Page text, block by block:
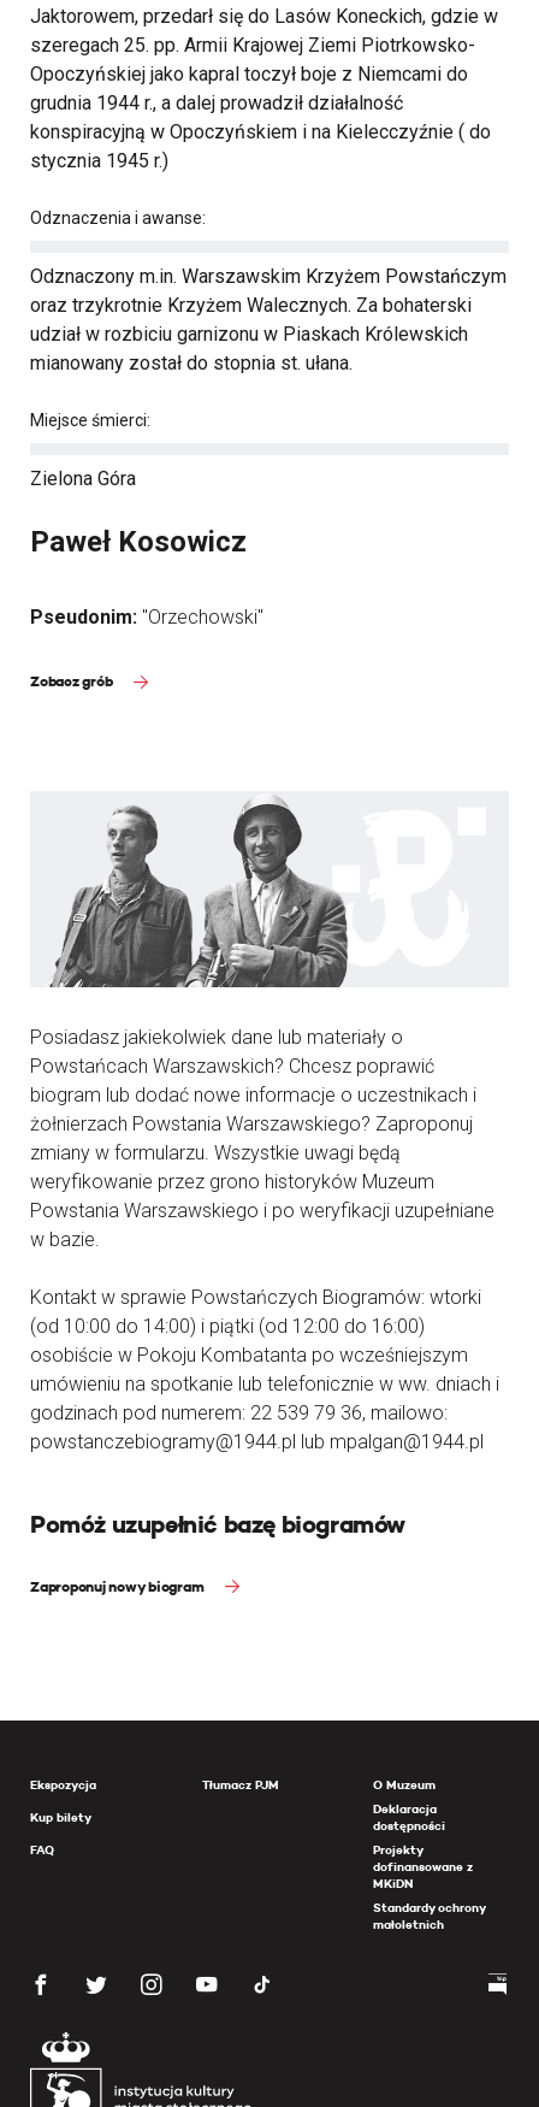
Jaktorowem, przedarł się do Lasów Koneckich, gdzie w
szeregach 25. pp. Armii Krajowej Ziemi Piotrkowsko-
Opoczyńskiej jako kapral toczył boje z Niemcami do
grudnia 1944 r., a dalej prowadził działalność
konspiracyjną w Opoczyńskiem i na Kielecczyźnie ( do
stycznia 1945 r.)
Odznaczenia i awanse:
Odznaczony m.in. Warszawskim Krzyżem Powstańczym
oraz trzykrotnie Krzyżem Walecznych. Za bohaterski
udział w rozbiciu garnizonu w Piaskach Królewskich
mianowany został do stopnia st. ułana.
Miejsce śmierci:
Zielona Góra
Paweł Kosowicz
Pseudonim: "Orzechowski"
Zobacz grób
Posiadasz jakiekolwiek dane lub materiały o
Powstańcach Warszawskich? Chcesz poprawić
biogram lub dodać nowe informacje o uczestnikach i
żołnierzach Powstania Warszawskiego? Zaproponuj
zmiany w formularzu. Wszystkie uwagi będą
weryfikowanie przez grono historyków Muzeum
Powstania Warszawskiego i po weryfikacji uzupełniane
w bazie.
Kontakt w sprawie Powstańczych Biogramów: wtorki
(od 10:00 do 14:00) i piątki (od 12:00 do 16:00)
osobiście w Pokoju Kombatanta po wcześniejszym
umówieniu na spotkanie lub telefonicznie w ww. dniach i
godzinach pod numerem: 22 539 79 36, mailowo:
powstanczebiogramy@1944.pl lub mpalgan@1944.pl
Pomóż uzupełnić bazę biogramów
Zaproponuj nowy biogram
Ekspozycja
Kup bilety
FAQ
Tłumacz PJM
O Muzeum
Deklaracja
dostępności
Projekty
dofinansowane z
MKiDN
Standardy ochrony
małoletnich